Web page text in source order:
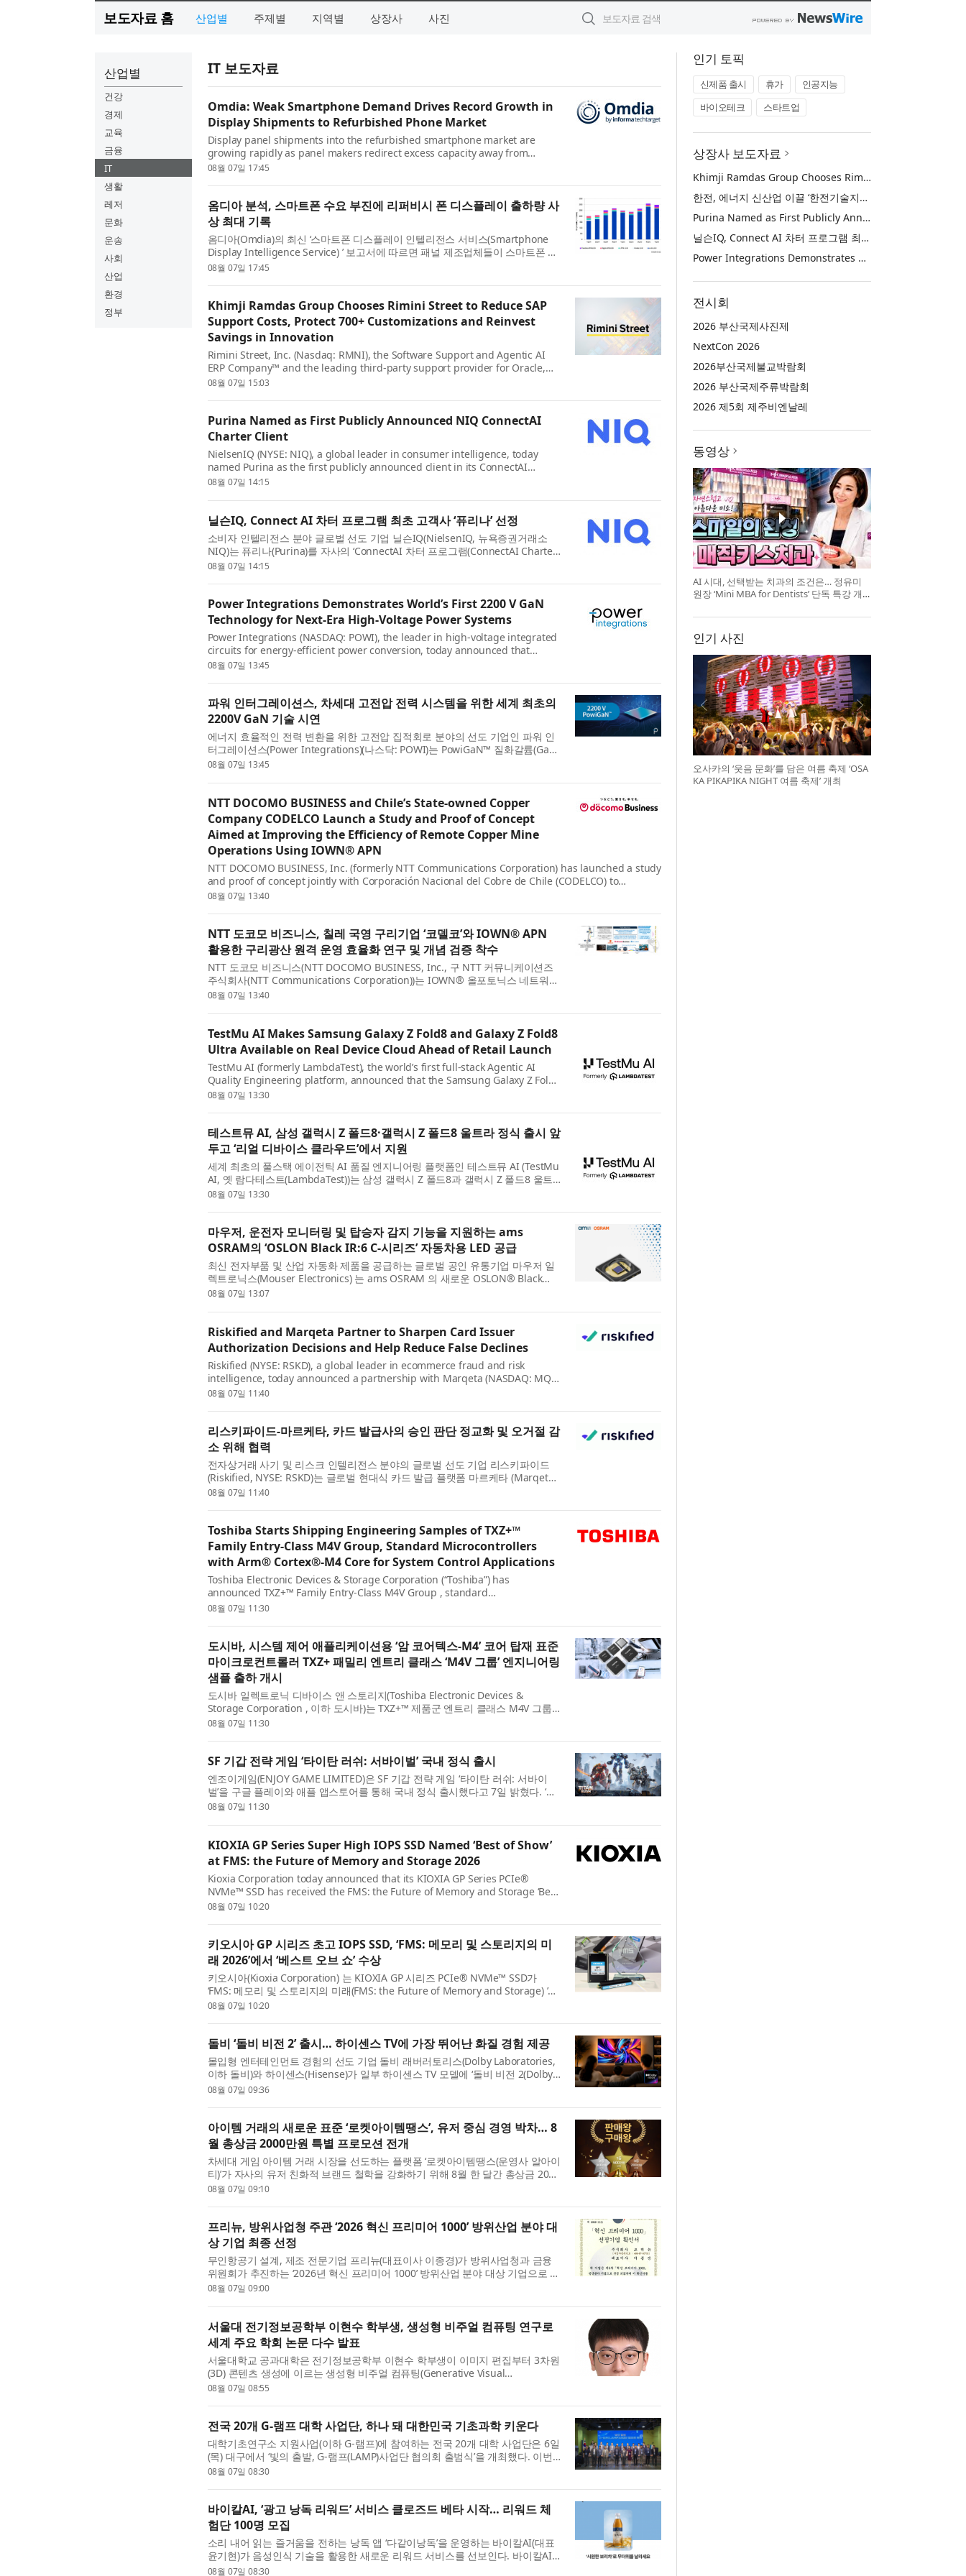
보도자료 홈 산업별 주제별 지역별 상장사 사진
산업별
건강
경제
교육
금융
IT
생활
레저
문화
운송
사회
산업
환경
정부
IT 보도자료
Omdia: Weak Smartphone Demand Drives Record Growth in
Display Shipments to Refurbished Phone Market
Display panel shipments into the refurbished smartphone market are
growing rapidly as panel makers redirect excess capacity away from
slowing demand from smartphone manufacturers, according to Omdia’s
08월 07일 17:45
옴디아 분석, 스마트폰 수요 부진에 리퍼비시 폰 디스플레이 출하량 사
상 최대 기록
옴디아(Omdia)의 최신 ‘스마트폰 디스플레이 인텔리전스 서비스(Smartphone
Display Intelligence Service) ’ 보고서에 따르면 패널 제조업체들이 스마트폰 제
조사의 수요 둔화에 따른 잉여 생산 능력을 리퍼비시 스마트폰 시장으로 돌리면
08월 07일 17:45
Khimji Ramdas Group Chooses Rimini Street to Reduce SAP
Support Costs, Protect 700+ Customizations and Reinvest
Savings in Innovation
Rimini Street, Inc. (Nasdaq: RMNI), the Software Support and Agentic AI
ERP Company™ and the leading third-party support provider for Oracle,
SAP and VMware software, today announced that Khimji Ramdas Group,
08월 07일 15:03
Purina Named as First Publicly Announced NIQ ConnectAI
Charter Client
NielsenIQ (NYSE: NIQ), a global leader in consumer intelligence, today
named Purina as the first publicly announced client in its ConnectAI
Charter Program. The announcement follows NIQ’s launch of the program
08월 07일 14:15
닐슨IQ, Connect AI 차터 프로그램 최초 고객사 ‘퓨리나’ 선정
소비자 인텔리전스 분야 글로벌 선도 기업 닐슨IQ(NielsenIQ, 뉴욕증권거래소
NIQ)는 퓨리나(Purina)를 자사의 ‘ConnectAI 차터 프로그램(ConnectAI Charter
Program)’의 최초 고객사로 선정했다고 발표했다. 이번 발표는 닐슨IQ가 퍼스널
08월 07일 14:15
Power Integrations Demonstrates World’s First 2200 V GaN
Technology for Next-Era High-Voltage Power Systems
Power Integrations (NASDAQ: POWI), the leader in high-voltage integrated
circuits for energy-efficient power conversion, today announced that
PowiGaN™ gallium-nitride (GaN) technology is now rated at up to 2200 V,
08월 07일 13:45
파워 인터그레이션스, 차세대 고전압 전력 시스템을 위한 세계 최초의
2200V GaN 기술 시연
에너지 효율적인 전력 변환을 위한 고전압 집적회로 분야의 선도 기업인 파워 인
터그레이션스(Power Integrations)(나스닥: POWI)는 PowiGaN™ 질화갈륨(GaN)
기술의 정격 전압이 이제 최대 2200V에 달해 현재 시판 중인 다른 모든 GaN 기술
08월 07일 13:45
NTT DOCOMO BUSINESS and Chile’s State-owned Copper
Company CODELCO Launch a Study and Proof of Concept
Aimed at Improving the Efficiency of Remote Copper Mine
Operations Using IOWN® APN
NTT DOCOMO BUSINESS, Inc. (formerly NTT Communications Corporation) has launched a study
and proof of concept jointly with Corporación Nacional del Cobre de Chile (CODELCO) to
progress remote operations at CODELCO’s copper mines using an IOWN® All...
08월 07일 13:40
NTT 도코모 비즈니스, 칠레 국영 구리기업 ‘코델코’와 IOWN® APN
활용한 구리광산 원격 운영 효율화 연구 및 개념 검증 착수
NTT 도코모 비즈니스(NTT DOCOMO BUSINESS, Inc., 구 NTT 커뮤니케이션즈
주식회사(NTT Communications Corporation))는 IOWN® 올포토닉스 네트워크
(All-Photonics Network, APN)를 활용해 ‘코델코’의 구리광산 원격 운영을 고도화
08월 07일 13:40
TestMu AI Makes Samsung Galaxy Z Fold8 and Galaxy Z Fold8
Ultra Available on Real Device Cloud Ahead of Retail Launch
TestMu AI (formerly LambdaTest), the world’s first full-stack Agentic AI
Quality Engineering platform, announced that the Samsung Galaxy Z Fold8
and Galaxy Z Fold8 Ultra are now available for testing on its Real Device
08월 07일 13:30
테스트뮤 AI, 삼성 갤럭시 Z 폴드8·갤럭시 Z 폴드8 울트라 정식 출시 앞
두고 ‘리얼 디바이스 클라우드’에서 지원
세계 최초의 풀스택 에이전틱 AI 품질 엔지니어링 플랫폼인 테스트뮤 AI (TestMu
AI, 옛 람다테스트(LambdaTest))는 삼성 갤럭시 Z 폴드8과 갤럭시 Z 폴드8 울트
라를 자사의 리얼 디바이스 클라우드(Real Device Cloud) 에서 테스트할 수 있게
08월 07일 13:30
마우저, 운전자 모니터링 및 탑승자 감지 기능을 지원하는 ams
OSRAM의 ‘OSLON Black IR:6 C-시리즈’ 자동차용 LED 공급
최신 전자부품 및 산업 자동화 제품을 공급하는 글로벌 공인 유통기업 마우저 일
렉트로닉스(Mouser Electronics) 는 ams OSRAM 의 새로운 OSLON® Black
IR:6 C-시리즈 LED를 공급한다고 밝혔다. OSLON Black IR:6 LED 는 운전자 및 탑
08월 07일 13:07
Riskified and Marqeta Partner to Sharpen Card Issuer
Authorization Decisions and Help Reduce False Declines
Riskified (NYSE: RSKD), a global leader in ecommerce fraud and risk
intelligence, today announced a partnership with Marqeta (NASDAQ: MQ),
the global modern card issuing platform, to give card issuers on Marqeta’s
08월 07일 11:40
리스키파이드-마르케타, 카드 발급사의 승인 판단 정교화 및 오거절 감
소 위해 협력
전자상거래 사기 및 리스크 인텔리전스 분야의 글로벌 선도 기업 리스키파이드
(Riskified, NYSE: RSKD)는 글로벌 현대식 카드 발급 플랫폼 마르케타 (Marqeta,
나스닥: MQ)와 파트너십을 체결했다고 발표했다. 이번 협력을 통해 마르케타 플
08월 07일 11:40
Toshiba Starts Shipping Engineering Samples of TXZ+™
Family Entry‑Class M4V Group, Standard Microcontrollers
with Arm® Cortex®‑M4 Core for System Control Applications
Toshiba Electronic Devices & Storage Corporation (“Toshiba”) has
announced TXZ+™ Family Entry-Class M4V Group , standard
microcontrollers[1] featuring an Arm® Cortex®-M4 core with a floating-
08월 07일 11:30
도시바, 시스템 제어 애플리케이션용 ‘암 코어텍스-M4’ 코어 탑재 표준
마이크로컨트롤러 TXZ+ 패밀리 엔트리 클래스 ‘M4V 그룹’ 엔지니어링
샘플 출하 개시
도시바 일렉트로닉 디바이스 앤 스토리지(Toshiba Electronic Devices &
Storage Corporation , 이하 도시바)는 TXZ+™ 제품군 엔트리 클래스 M4V 그룹
을 발표했다. 이 신제품은 부동소수점 장치(FPU)를 갖춘 암 코어텍스-M4(Arm®
08월 07일 11:30
SF 기갑 전략 게임 ‘타이탄 러쉬: 서바이벌’ 국내 정식 출시
엔조이게임(ENJOY GAME LIMITED)은 SF 기갑 전략 게임 ‘타이탄 러쉬: 서바이
벌’을 구글 플레이와 애플 앱스토어를 통해 국내 정식 출시했다고 7일 밝혔다. ‘타
이탄 러쉬: 서바이벌’은 전용 기갑 제작과 직접 조종, 미녀 지휘관 모집, 피난처 운
08월 07일 11:30
KIOXIA GP Series Super High IOPS SSD Named ‘Best of Show’
at FMS: the Future of Memory and Storage 2026
Kioxia Corporation today announced that its KIOXIA GP Series PCIe®
NVMe™ SSD has received the FMS: the Future of Memory and Storage ‘Best
of Show’ award in the ‘Specialized Storage’ category. The Best of Show
08월 07일 10:20
키오시아 GP 시리즈 초고 IOPS SSD, ‘FMS: 메모리 및 스토리지의 미
래 2026’에서 ‘베스트 오브 쇼’ 수상
키오시아(Kioxia Corporation) 는 KIOXIA GP 시리즈 PCIe® NVMe™ SSD가
‘FMS: 메모리 및 스토리지의 미래(FMS: the Future of Memory and Storage) ’의
‘특수 스토리지(Specialized Storage)’ 부문에서 ‘베스트 오브 쇼(Best of Show)’ 상
08월 07일 10:20
돌비 ‘돌비 비전 2’ 출시… 하이센스 TV에 가장 뛰어난 화질 경험 제공
몰입형 엔터테인먼트 경험의 선도 기업 돌비 래버러토리스(Dolby Laboratories,
이하 돌비)와 하이센스(Hisense)가 일부 하이센스 TV 모델에 ‘돌비 비전 2(Dolby
Vision 2)’를 탑재하고, 향후 펌웨어 업데이트를 통해 더 많은 모델에 확대 적용할
08월 07일 09:36
아이템 거래의 새로운 표준 ‘로켓아이템땡스’, 유저 중심 경영 박차… 8
월 총상금 2000만원 특별 프로모션 전개
차세대 게임 아이템 거래 시장을 선도하는 플랫폼 ‘로켓아이템땡스(운영사 알아이
티)’가 자사의 유저 친화적 브랜드 철학을 강화하기 위해 8월 한 달간 총상금 2000
만원 규모의 ‘판매왕·구매왕 특별 프로모션’을 실시한다고 7일 밝혔다. 최근 게임
08월 07일 09:10
프리뉴, 방위사업청 주관 ‘2026 혁신 프리미어 1000’ 방위산업 분야 대
상 기업 최종 선정
무인항공기 설계, 제조 전문기업 프리뉴(대표이사 이종경)가 방위사업청과 금융
위원회가 추진하는 ‘2026년 혁신 프리미어 1000’ 방위산업 분야 대상 기업으로 최
종 선정됐다고 밝혔다. ‘혁신 프리미어 1000’은 기술 혁신성과 성장 가능성이 높은
08월 07일 09:00
서울대 전기정보공학부 이현수 학부생, 생성형 비주얼 컴퓨팅 연구로
세계 주요 학회 논문 다수 발표
서울대학교 공과대학은 전기정보공학부 이현수 학부생이 이미지 편집부터 3차원
(3D) 콘텐츠 생성에 이르는 생성형 비주얼 컴퓨팅(Generative Visual
Computing) 연구 성과를 NeurIPS, CVPR, ECCV 등 인공지능(AI) 및 컴퓨터 비전
08월 07일 08:55
전국 20개 G-램프 대학 사업단, 하나 돼 대한민국 기초과학 키운다
대학기초연구소 지원사업(이하 G-램프)에 참여하는 전국 20개 대학 사업단은 6일
(목) 대구에서 ‘빛의 출발, G-램프(LAMP)사업단 협의회 출범식’을 개최했다. 이번
행사는 20개 사업단의 사업단장을 비롯해 교육부와 한국연구재단 관계자 등이 참
08월 07일 08:30
바이칼AI, ‘광고 낭독 리워드’ 서비스 클로즈드 베타 시작… 리워드 체
험단 100명 모집
소리 내어 읽는 즐거움을 전하는 낭독 앱 ‘다같이낭독’을 운영하는 바이칼AI(대표
윤기현)가 음성인식 기술을 활용한 새로운 리워드 서비스를 선보인다. 바이칼AI
는 사용자가 짧은 광고 문구를 소리 내어 읽고 퀴즈를 맞히면 보상을 받는 ‘광고
08월 07일 08:30
인기 토픽
신제품 출시 휴가
인공지능
바이오테크
스타트업
상장사 보도자료
Khimji Ramdas Group Chooses Rimini Street to Reduce SAP Support Costs, Protect 700+ Customizations and Reinvest Savings in Innovation
한전, 에너지 신산업 이끌 ‘한전기술지주’ 공식 출범
Purina Named as First Publicly Announced NIQ ConnectAI Charter Client
닐슨IQ, Connect AI 차터 프로그램 최초 고객사 ‘퓨리나’ 선정
Power Integrations Demonstrates World’s First 2200 V GaN Technology for Next-Era High-Voltage Power Systems
전시회
2026 부산국제사진제
NextCon 2026
2026부산국제불교박람회
2026 부산국제주류박람회
2026 제5회 제주비엔날레
동영상
AI 시대, 선택받는 치과의 조건은… 정유미
원장 ‘Mini MBA for Dentists’ 단독 특강 개
인기 사진
오사카의 ‘웃음 문화’를 담은 여름 축제 ‘OSA
KA PIKAPIKA NIGHT 여름 축제’ 개최